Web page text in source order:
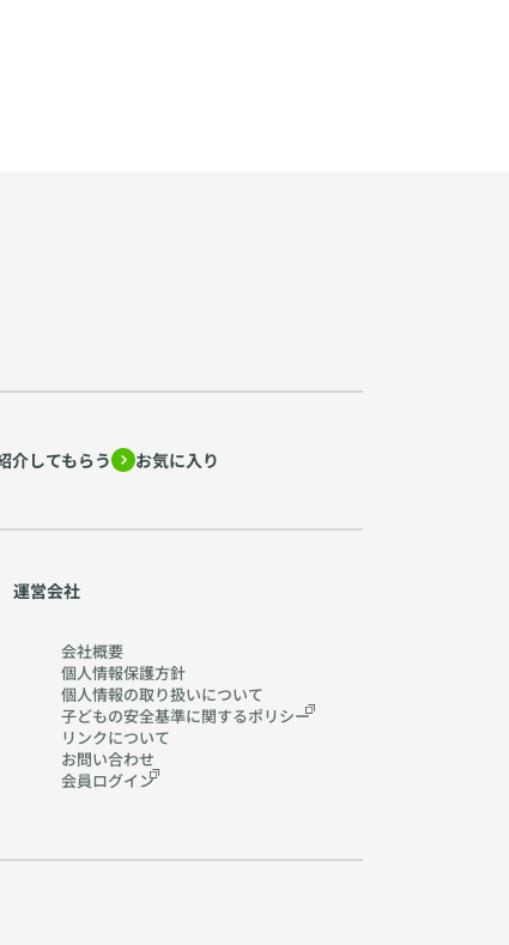
介してもらう お気に入り
運営会社
会社概要
個人情報保護方針
個人情報の取り扱いについて
子どもの安全基準に関するポリシー
リンクについて
お問い合わせ
会員ログイン